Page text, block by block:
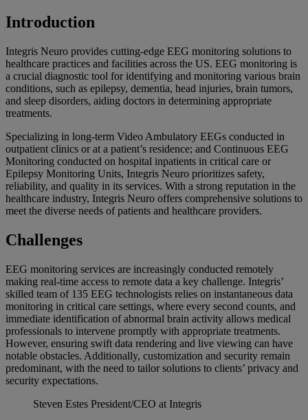
Introduction
Integris Neuro provides cutting-edge EEG monitoring solutions to
healthcare practices and facilities across the US. EEG monitoring is
a crucial diagnostic tool for identifying and monitoring various brain
conditions, such as epilepsy, dementia, head injuries, brain tumors,
and sleep disorders, aiding doctors in determining appropriate
treatments.
Specializing in long-term Video Ambulatory EEGs conducted in
outpatient clinics or at a patient’s residence; and Continuous EEG
Monitoring conducted on hospital inpatients in critical care or
Epilepsy Monitoring Units, Integris Neuro prioritizes safety,
reliability, and quality in its services. With a strong reputation in the
healthcare industry, Integris Neuro offers comprehensive solutions to
meet the diverse needs of patients and healthcare providers.
Challenges
EEG monitoring services are increasingly conducted remotely
making real-time access to remote data a key challenge. Integris’
skilled team of 135 EEG technologists relies on instantaneous data
monitoring in critical care settings, where every second counts, and
immediate identification of abnormal brain activity allows medical
professionals to intervene promptly with appropriate treatments.
However, ensuring swift data rendering and live viewing can have
notable obstacles. Additionally, customization and security remain
predominant, with the need to tailor solutions to clients’ privacy and
security expectations.
Steven Estes President/CEO at Integris